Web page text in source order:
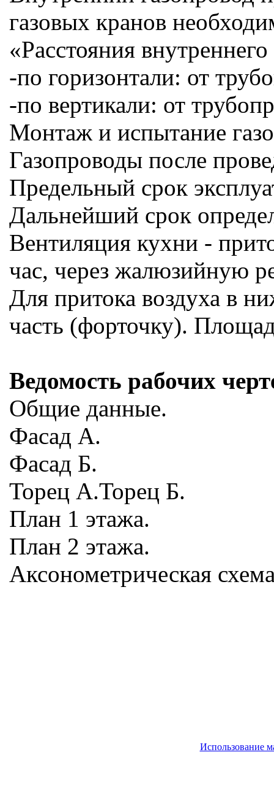
газовых кранов
«Расстояния
-по горизонтали: от
-по вертикали: от
Монтаж и испытание
Газопроводы после
Предельный срок
Дальнейший срок
Вентиляция кухни -
час, через жалюзийную
Для притока воздуха в
часть (форточку).
Ведомость рабочих
Общие данные.
Фасад А.
Фасад Б.
Торец А.Торец Б.
План 1 этажа.
План 2 этажа.
Аксонометрическая
Использование